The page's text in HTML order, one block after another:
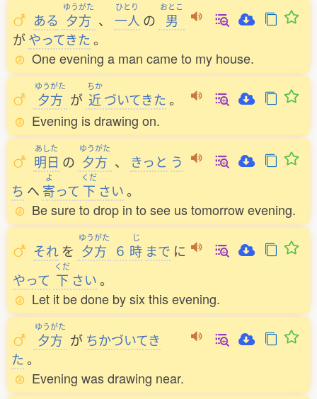
ある
ゆうがた
夕方 、
ひとり
一人 の
おとこ
男
がやってきた。
One evening a man came to my house.
ゆうがた
夕方 が
ちか
近づいてきた。
Evening is drawing on.
あした
明日 の
ゆうがた
夕方 、 きっと う
ち へ
よ
寄って
くだ
下 さい。
Be sure to drop in to see us tomorrow evening.
それ を
ゆうがた
夕方 ６
じ
時 まで に
やって
くだ
下 さい。
Let it be done by six this evening.
ゆうがた
夕方 が ちかづいてき
た。
Evening was drawing near.